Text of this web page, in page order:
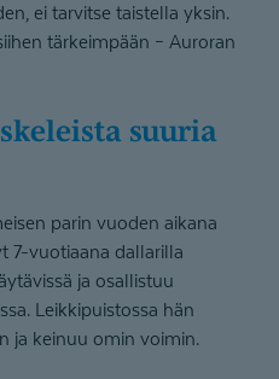
ei tarvitse taistella yksin.
tärkeimpään – Auroran
parin vuoden aikana
7-vuotiaana dallarilla
ja osallistuu
Leikkipuistossa hän
ja keinuu omin voimin.